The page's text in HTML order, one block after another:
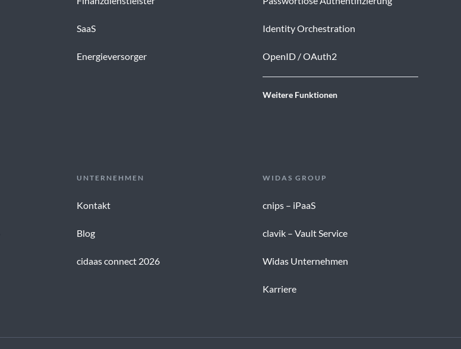
SaaS
Energieversorger
Identity Orchestration
OpenID / OAuth2
Weitere Funktionen
UNTERNEHMEN
Kontakt
Blog
cidaas connect 2026
WIDAS GROUP
cnips – iPaaS
clavik – Vault Service
Widas Unternehmen
Karriere